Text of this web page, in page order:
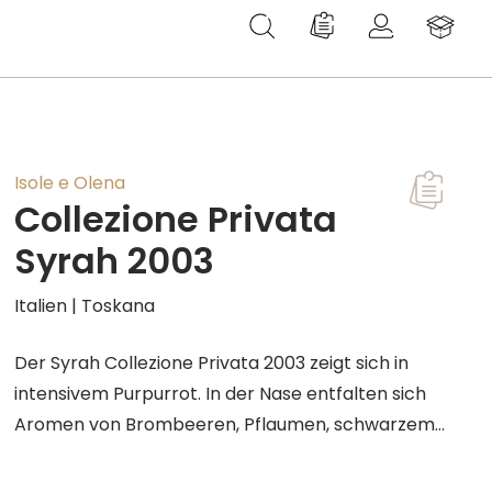
Du hast 0 Produkte
Isole e Olena
Collezione Privata
Syrah 2003
Italien | Toskana
Der Syrah Collezione Privata 2003 zeigt sich in
intensivem Purpurrot. In der Nase entfalten sich
Aromen von Brombeeren, Pflaumen, schwarzem